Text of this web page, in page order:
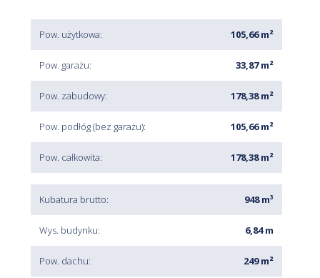
Pow. użytkowa: 105,66 m²
Pow. garażu: 33,87 m²
Pow. zabudowy: 178,38 m²
Pow. podłóg (bez garażu): 105,66 m²
Pow. całkowita: 178,38 m²
Kubatura brutto: 948 m³
Wys. budynku: 6,84 m
Pow. dachu: 249 m²